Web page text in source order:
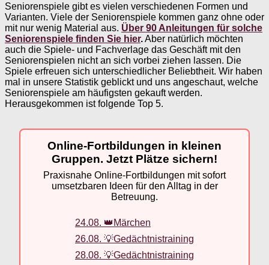
Seniorenspiele gibt es vielen verschiedenen Formen und
Varianten. Viele der Seniorenspiele kommen ganz ohne oder
mit nur wenig Material aus. Über 90 Anleitungen für solche
Seniorenspiele finden Sie hier.Aber natürlich möchten
auch die Spiele- und Fachverlage das Geschäft mit den
Seniorenspielen nicht an sich vorbei ziehen lassen. Die
Spiele erfreuen sich unterschiedlicher Beliebtheit. Wir haben
mal in unsere Statistik geblickt und uns angeschaut, welche
Seniorenspiele am häufigsten gekauft werden.
Herausgekommen ist folgende Top 5.
Online-Fortbildungen in kleinen
Gruppen. Jetzt Plätze sichern!
Praxisnahe Online-Fortbildungen mit sofort
umsetzbaren Ideen für den Alltag in der
Betreuung.
24.08. 👑Märchen
26.08. 💡Gedächtnistraining
28.08. 💡Gedächtnistraining